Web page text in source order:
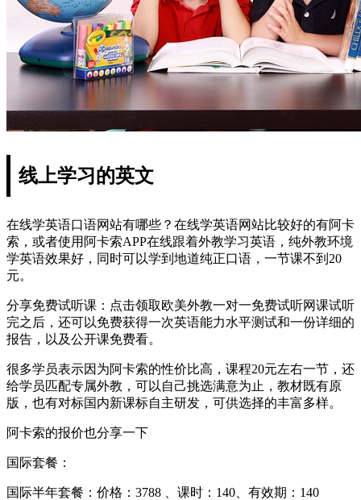
线上学习的英文
在线学英语口语网站有哪些？在线学英语网站比较好的有阿卡
索，或者使用阿卡索APP在线跟着外教学习英语，纯外教环境
学英语效果好，同时可以学到地道纯正口语，一节课不到20
元。
分享免费试听课：点击领取欧美外教一对一免费试听网课试听
完之后，还可以免费获得一次英语能力水平测试和一份详细的
报告，以及公开课免费看。
很多学员表示因为阿卡索的性价比高，课程20元左右一节，还
给学员匹配专属外教，可以自己挑选满意为止，教材既有原
版，也有对标国内新课标自主研发，可供选择的丰富多样。
阿卡索的报价也分享一下
国际套餐：
国际半年套餐：价格：3788 、课时：140、有效期：140